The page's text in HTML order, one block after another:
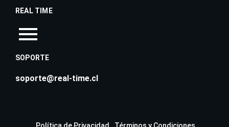
REAL TIME
SOPORTE
soporte@real-time.cl